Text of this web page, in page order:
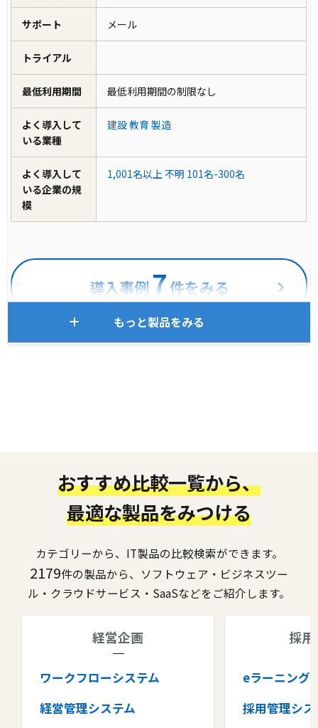
サポート メール
トライアル
最低利用期間 最低利用期間の制限なし
よく導入して
いる業種
建設教育製造
よく導入して
いる企業の規
模
1,001名以上 不明 101名-300名
導入事例 7件をみる
もっと製品をみる
おすすめ比較一覧から、
最適な製品をみつける
カテゴリーから、IT製品の比較検索ができます。
2179件の製品から、ソフトウェア・ビジネスツー
ル・クラウドサービス・SaaSなどをご紹介します。
経営企画
ワークフローシステム
経営管理システム
採
eラーニング
採用管理シス